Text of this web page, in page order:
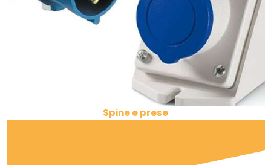
Spine e prese